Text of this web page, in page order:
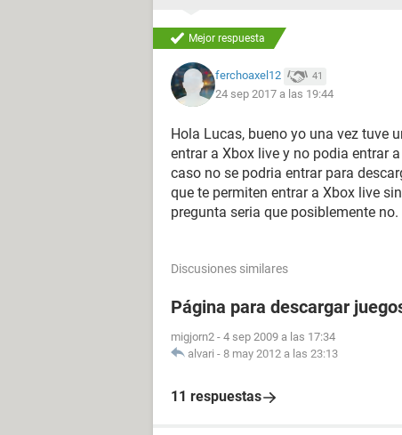
Mejor respuesta
ferchoaxel12 41
24 sep 2017 a las 19:44
Hola Lucas, bueno yo una vez tuve
entrar a Xbox live y no podia entrar
caso no se podria entrar para
que te permiten entrar a Xbox live
pregunta seria que posiblemente
Discusiones similares
Página para descargar
migjorn2 - 4 sep 2009 a las 17:34
alvari - 8 may 2012 a las 23:13
11 respuestas